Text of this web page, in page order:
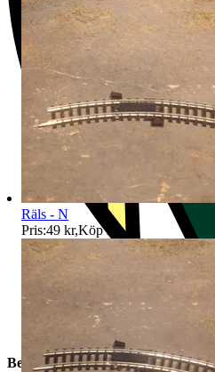
Beskrivning
Räls - N
Pris:49 kr,Köp nu.